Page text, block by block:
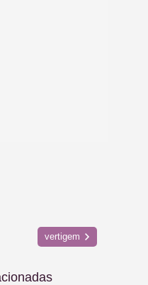
vertigem